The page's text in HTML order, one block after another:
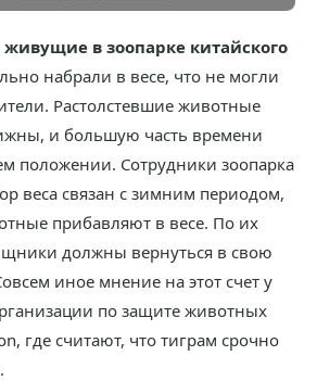
в зоопарке китайского
набрали в весе, что не могли
Растолстевшие животные
и большую часть времени
положении. Сотрудники зоопарка
веса связан с зимним периодом,
прибавляют в весе. По их
должны вернуться в свою
иное мнение на этот счет у
по защите животных
где считают, что тиграм срочно